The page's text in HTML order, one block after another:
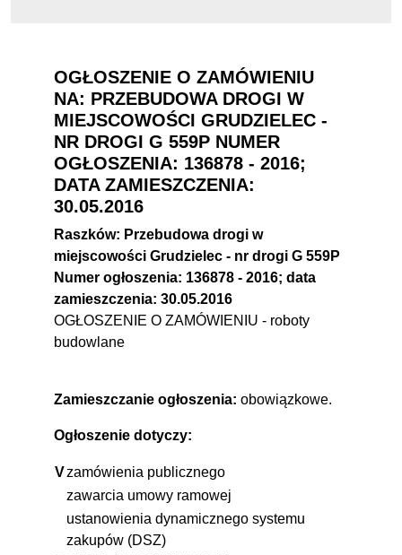
OGŁOSZENIE O ZAMÓWIENIU
NA: PRZEBUDOWA DROGI W
MIEJSCOWOŚCI GRUDZIELEC -
NR DROGI G 559P NUMER
OGŁOSZENIA: 136878 - 2016;
DATA ZAMIESZCZENIA:
30.05.2016
Raszków: Przebudowa drogi w
miejscowości Grudzielec - nr drogi G 559P
Numer ogłoszenia: 136878 - 2016; data
zamieszczenia: 30.05.2016
OGŁOSZENIE O ZAMÓWIENIU - roboty
budowlane
Zamieszczanie ogłoszenia: obowiązkowe.
Ogłoszenie dotyczy:
Vzamówienia publicznego
zawarcia umowy ramowej
ustanowienia dynamicznego systemu
zakupów (DSZ)